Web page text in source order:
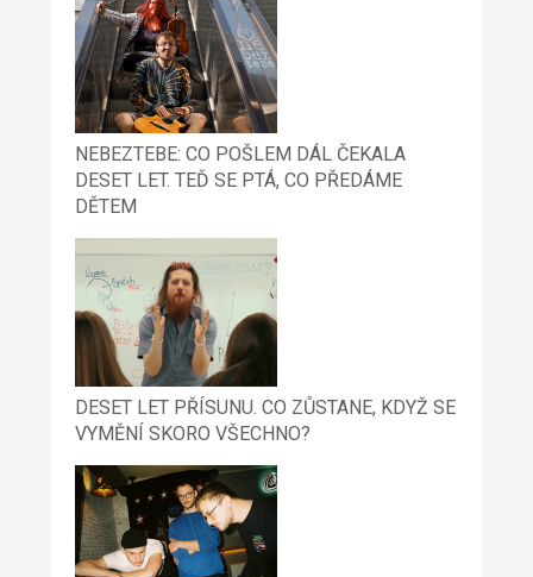
NEBEZTEBE: CO POŠLEM DÁL ČEKALA
DESET LET. TEĎ SE PTÁ, CO PŘEDÁME
DĚTEM
DESET LET PŘÍSUNU. CO ZŮSTANE, KDYŽ SE
VYMĚNÍ SKORO VŠECHNO?